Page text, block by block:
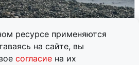
ресурсе применяются
на сайте, вы
согласие на их
новая угроза БПЛА